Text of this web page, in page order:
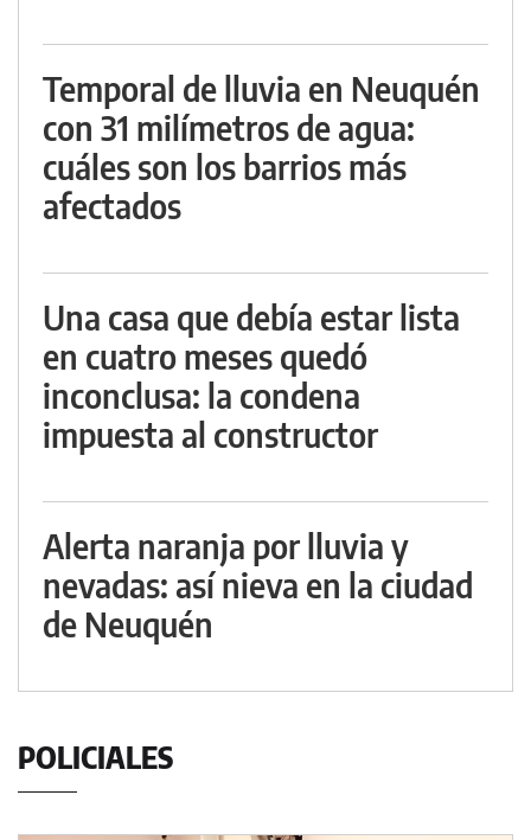
Temporal de lluvia en Neuquén
con 31 milímetros de agua:
cuáles son los barrios más
afectados
Una casa que debía estar lista
en cuatro meses quedó
inconclusa: la condena
impuesta al constructor
Alerta naranja por lluvia y
nevadas: así nieva en la ciudad
de Neuquén
POLICIALES